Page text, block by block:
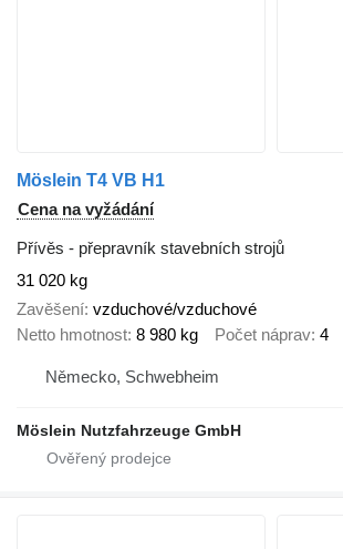
Möslein T4 VB H1
Cena na vyžádání
Přívěs - přepravník stavebních strojů
31 020 kg
Zavěšení vzduchové/vzduchové
Netto hmotnost 8 980 kg Počet náprav 4
Německo, Schwebheim
Möslein Nutzfahrzeuge GmbH